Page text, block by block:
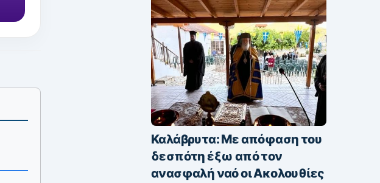
Καλάβρυτα: Με απόφαση του
δεσπότη έξω από τον
ανασφαλή ναό οι Ακολουθίες